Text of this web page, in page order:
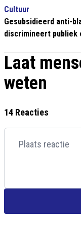
Cultuur
Gesubsidieerd anti-
discrimineert publiek
Laat
weten
14 Reacties